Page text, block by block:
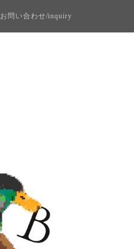
お問い合わせ/inquiry